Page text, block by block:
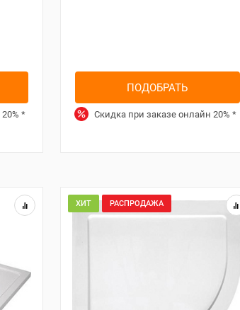
20% *
ПОДОБРАТЬ
Скидка при заказе онлайн20%*
ХИТ РАСПРОДАЖА